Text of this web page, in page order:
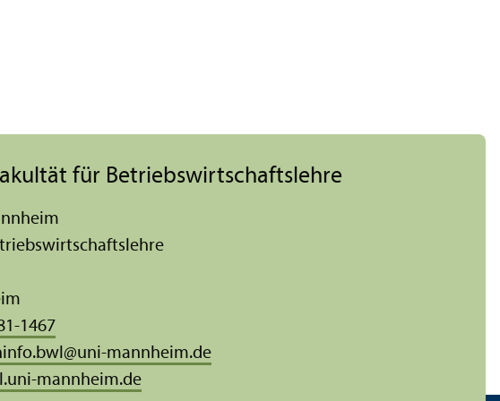
für Betriebs­wirtschafts­lehre
1467
@uni-mannheim.de
mannheim.de